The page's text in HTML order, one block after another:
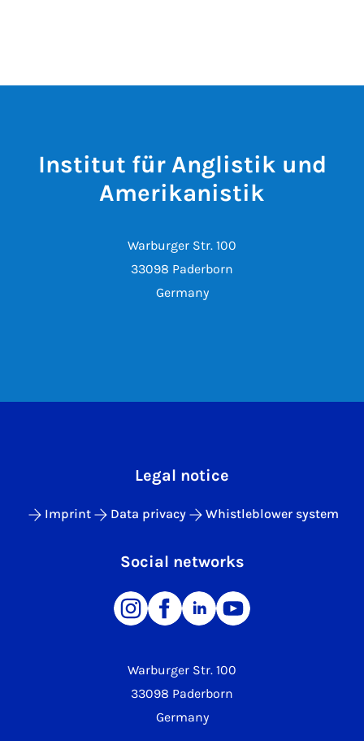
Institut für Anglistik und
Amerikanistik
Warburger Str. 100
33098 Paderborn
Germany
Warburger Str. 100
33098 Paderborn
Germany
Legal notice
Imprint Data privacy Whistleblower system
Social networks